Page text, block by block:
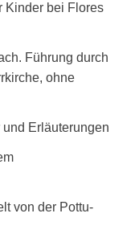
Kinder bei Flores
Führung durch
ohne
Erläuterungen
von der Pottu-